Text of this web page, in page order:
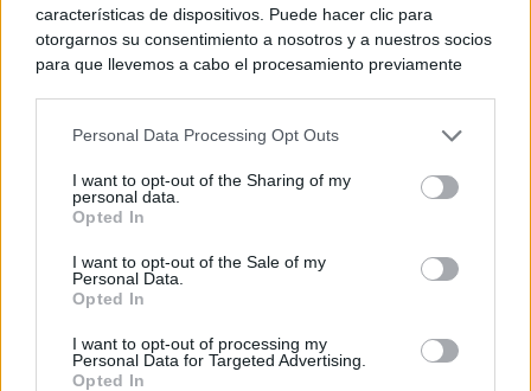
características de dispositivos. Puede hacer clic para
otorgarnos su consentimiento a nosotros y a nuestros socios
para que llevemos a cabo el procesamiento previamente
negar su consentimiento. Tenga en cuenta que algún
de su consentimiento, pero usted tiene el derecho de
rechazar tal procesamiento. Sus preferencias se aplicarán
cualquier momento entrando de nuevo en este sitio web o
visitando nuestra política de privacidad.
Personal Data Processing Opt Outs
I want to opt-out of the Sharing of my
personal data.
Opted In
I want to opt-out of the Sale of my
Personal Data.
Opted In
I want to opt-out of processing my
Personal Data for Targeted Advertising.
Opted In